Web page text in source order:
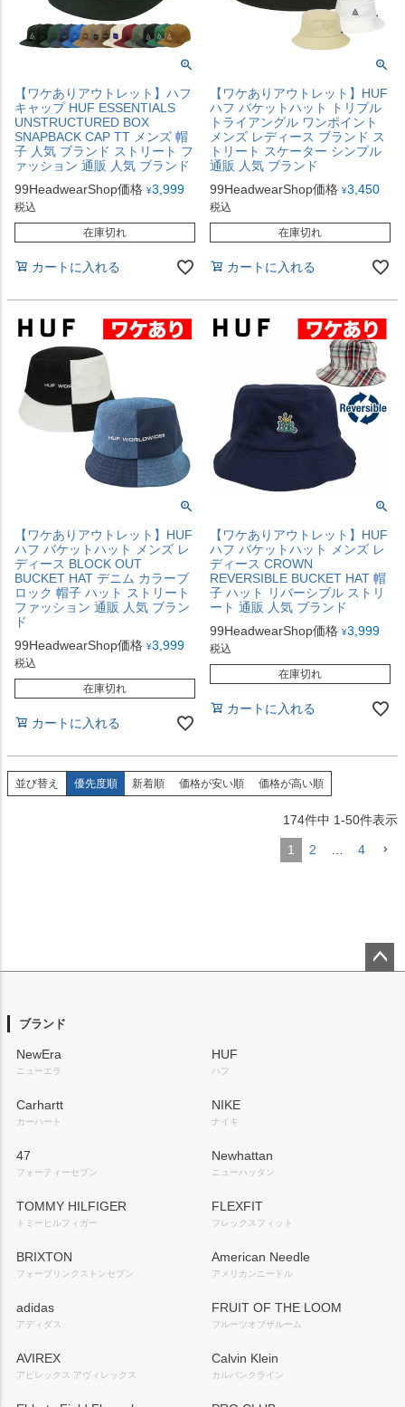
【ワケありアウトレット】ハフ
キャップ HUF ESSENTIALS
UNSTRUCTURED BOX
SNAPBACK CAP TT メンズ 帽
子 人気 ブランド ストリート フ
ァッション 通販 人気 ブランド
99HeadwearShop価格 ¥3,999
税込
在庫切れ
カートに入れる
【ワケありアウトレット】HUF
ハフ バケットハット トリプル
トライアングル ワンポイント
メンズ レディース ブランド ス
トリート スケーター シンプル
通販 人気 ブランド
99HeadwearShop価格 ¥3,450
税込
在庫切れ
カートに入れる
【ワケありアウトレット】HUF
ハフ バケットハット メンズ レ
ディース BLOCK OUT
BUCKET HAT デニム カラーブ
ロック 帽子 ハット ストリート
ファッション 通販 人気 ブラン
ド
99HeadwearShop価格 ¥3,999
税込
在庫切れ
カートに入れる
【ワケありアウトレット】HUF
ハフ バケットハット メンズ レ
ディース CROWN
REVERSIBLE BUCKET HAT 帽
子 ハット リバーシブル ストリ
ート 通販 人気 ブランド
99HeadwearShop価格 ¥3,999
税込
在庫切れ
カートに入れる
並び替え 優先度順 新着順 価格が安い順 価格が高い順
174件中 1-50件表示
1 2 4
ブランド
NewEra
ニューエラ
HUF
ハフ
Carhartt
カーハート
NIKE
ナイキ
47
フォーティーセブン
Newhattan
ニューハッタン
TOMMY HILFIGER
トミーヒルフィガー
FLEXFIT
フレックスフィット
BRIXTON
フォーブリンクストンセブン
American Needle
アメリカンニードル
adidas
アディダス
FRUIT OF THE LOOM
フルーツオブザルーム
AVIREX
アビレックス アヴィレックス
Calvin Klein
カルバンクライン